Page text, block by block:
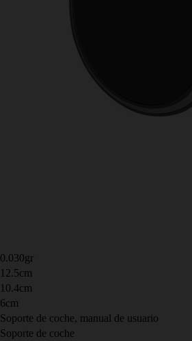
0.030gr
12.5cm
10.4cm
6cm
Soporte de coche, manual de usuario
Soporte de coche